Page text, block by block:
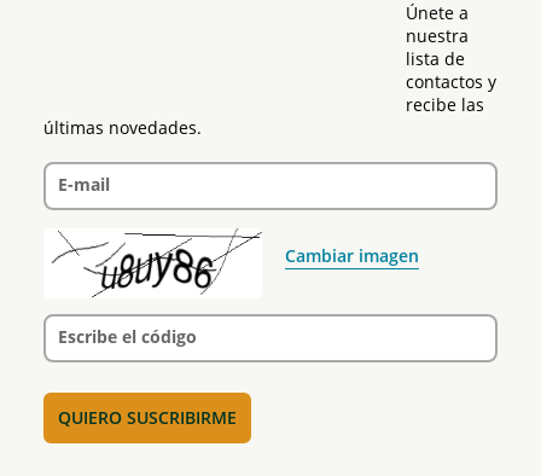
Únete a
nuestra
lista de
contactos y
recibe las
últimas novedades.
E-mail
Cambiar imagen
Escribe el código